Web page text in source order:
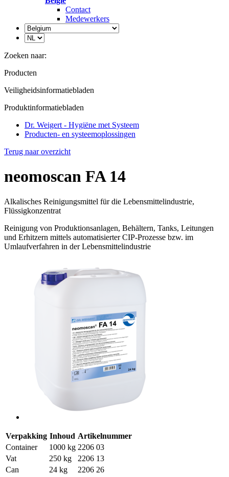
Contact
Medewerkers
Zoeken naar:
Producten
Veiligheidsinformatiebladen
Produktinformatiebladen
Dr. Weigert - Hygiëne met Systeem
Producten- en systeemoplossingen
Terug naar overzicht
neomoscan FA 14
Alkalisches Reinigungsmittel für die Lebensmittelindustrie,
Flüssigkonzentrat
Reinigung von Produktionsanlagen, Behältern, Tanks, Leitungen
und Erhitzern mittels automatisierter CIP-Prozesse bzw. im
Umlaufverfahren in der Lebensmittelindustrie
Verpakking Inhoud Artikelnummer
Container
1000 kg 2206 03
Vat
250 kg
2206 13
Can
24 kg 2206 26